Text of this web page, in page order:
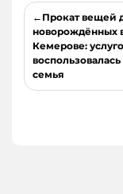
по
записям
Прокат вещей
новорождённых
Кемерове:
воспользовалась
семья